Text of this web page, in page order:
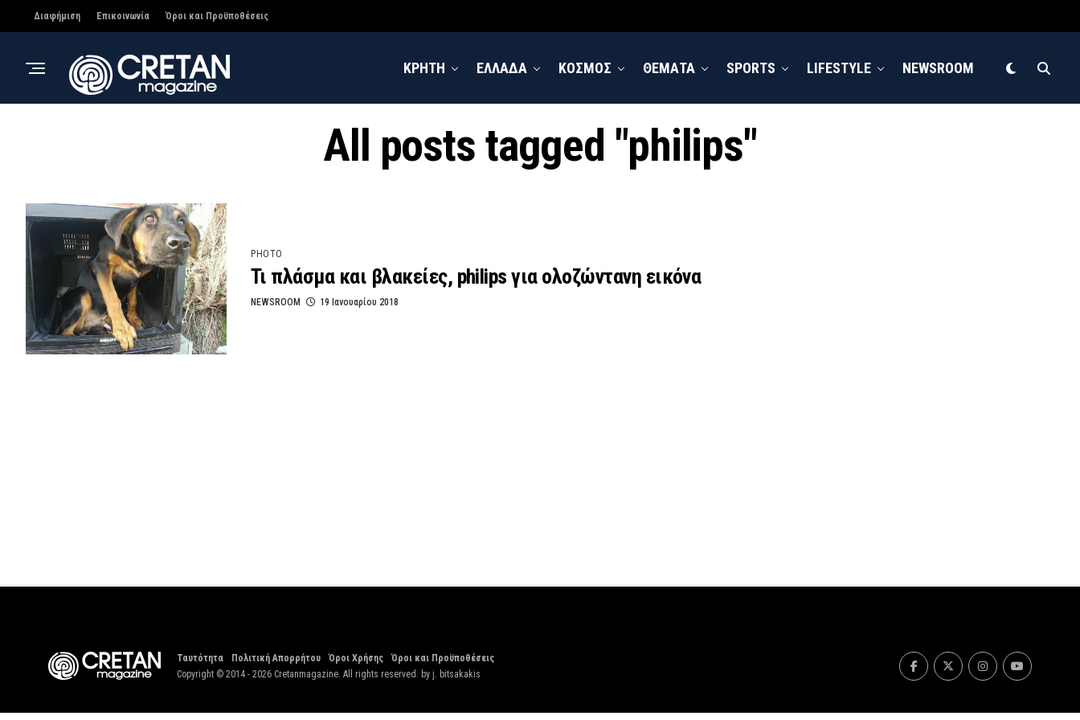
Διαφήμιση Επικοινωνία Όροι και Προϋποθέσεις
ΚΡΗΤΗ ΕΛΛΑΔΑ ΚΟΣΜΟΣ ΘΕΜΑΤΑ SPORTS LIFESTYLE NEWSROOM
All posts tagged "philips"
PHOTO
Τι πλάσμα και βλακείες, philips για ολοζώντανη εικόνα
NEWSROOM 19 Ιανουαρίου 2018
Ταυτότητα Πολιτική Απορρήτου Όροι Χρήσης
Όροι και Προϋποθέσεις
Copyright © 2014 - 2026 Cretanmagazine. All rights reserved. by j. bitsakakis